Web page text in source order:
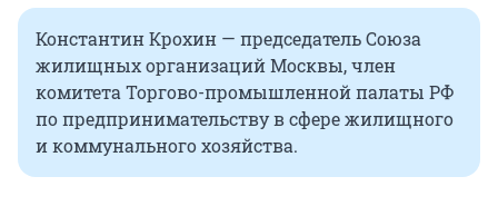
Константин Крохин — председатель Союза
жилищных организаций Москвы, член
комитета Торгово-промышленной палаты РФ
по предпринимательству в сфере жилищного
и коммунального хозяйства.